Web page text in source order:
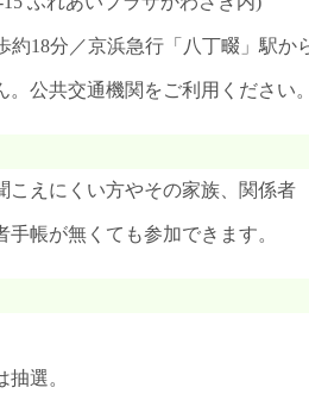
約18分／京浜急行「八丁畷」駅か
公共交通機関をご利用ください。
こえにくい方やその家族、関係者
帳が無くても参加できます。
選。